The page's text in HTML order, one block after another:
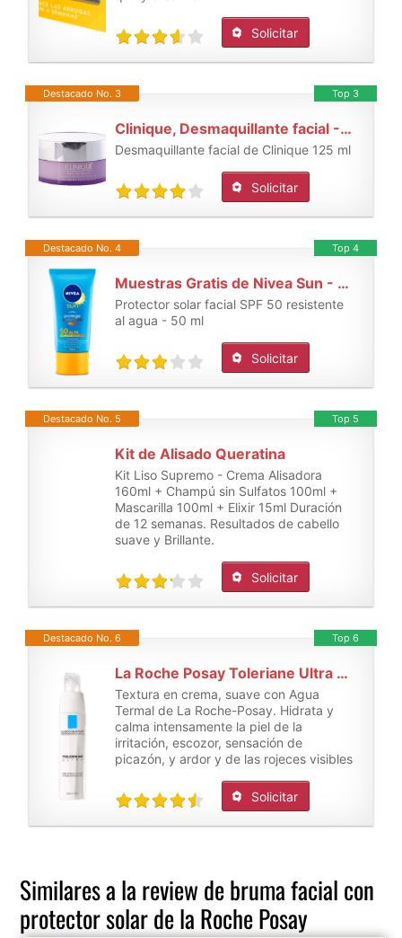
Solicitar
Destacado No. 3 Top 3
Clinique, Desmaquillante facial - 125 ml.
Desmaquillante facial de Clinique 125 ml
Solicitar
Destacado No. 4 Top 4
Muestras Gratis de Nivea Sun - Crema facial SPF 50
Protector solar facial SPF 50 resistente
al agua - 50 ml
Solicitar
Destacado No. 5 Top 5
Kit de Alisado Queratina
Kit Liso Supremo - Crema Alisadora
160ml + Champú sin Sulfatos 100ml +
Mascarilla 100ml + Elixir 15ml Duración
de 12 semanas. Resultados de cabello
suave y Brillante.
Solicitar
Destacado No. 6 Top 6
La Roche Posay Toleriane Ultra Cuidado Calmante Intensivo - 40ml
Textura en crema, suave con Agua
Termal de La Roche-Posay. Hidrata y
calma intensamente la piel de la
irritación, escozor, sensación de
picazón, y ardor y de las rojeces visibles
Solicitar
Similares a la review de bruma facial con
protector solar de la Roche Posay